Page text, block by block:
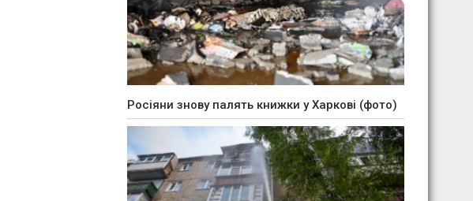
Росіяни знову палять книжки у Харкові (фото)